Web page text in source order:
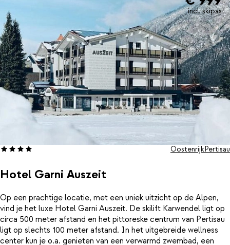
smaakvolle maaltijd in het restaurant of met een drankje in de bar
van het hotel.
incl. skipas
Hotel Garni Auszeit
OostenrijkPertisau
Op een prachtige locatie, met een uniek uitzicht op de Alpen,
vind je het luxe Hotel Garni Auszeit. De skilift Karwendel ligt op
circa 500 meter afstand en het pittoreske centrum van Pertisau
ligt op slechts 100 meter afstand. In het uitgebreide wellness
center kun je o.a. genieten van een verwarmd zwembad, een